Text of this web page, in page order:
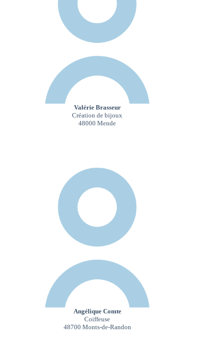
Valérie Brasseur
Création de bijoux
48000 Mende
Angélique Comte
Coiffeuse
48700 Monts-de-Randon